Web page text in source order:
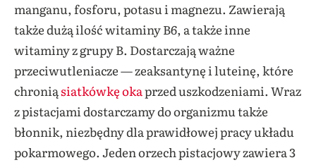
manganu, fosforu, potasu i magnezu. Zawierają
także dużą ilość witaminy B6, a także inne
witaminy z grupy B. Dostarczają ważne
przeciwutleniacze — zeaksantynę i luteinę, które
chroniąsiatkówkę okaprzed uszkodzeniami. Wraz
z pistacjami dostarczamy do organizmu także
błonnik, niezbędny dla prawidłowej pracy układu
pokarmowego. Jeden orzech pistacjowy zawiera 3